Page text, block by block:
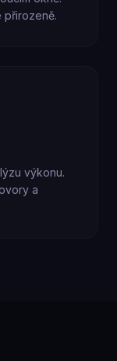
přirozeně.
výkonu.
a